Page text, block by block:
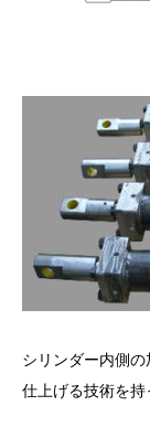
シリンダー内側
仕上げる技術を持